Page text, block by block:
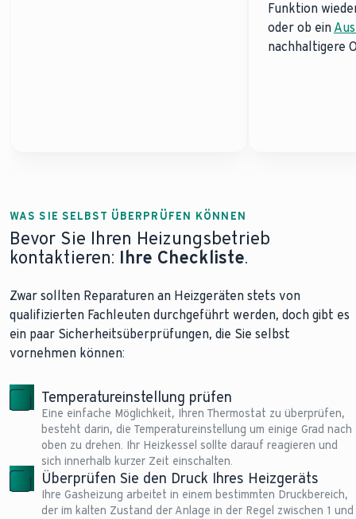
Funktion
oder ob ein
nachhaltigere
WAS SIE SELBST ÜBERPRÜFEN KÖNNEN
Bevor Sie Ihren Heizungsbetrieb
kontaktieren: Ihre Checkliste.
Zwar sollten Reparaturen an Heizgeräten stets von
qualifizierten Fachleuten durchgeführt werden, doch gibt es
ein paar Sicherheitsüberprüfungen, die Sie selbst
vornehmen können:
Temperatureinstellung prüfen
Eine einfache Möglichkeit, Ihren Thermostat zu überprüfen,
besteht darin, die Temperatureinstellung um einige Grad nach
oben zu drehen. Ihr Heizkessel sollte darauf reagieren und
sich innerhalb kurzer Zeit einschalten.
Überprüfen Sie den Druck Ihres Heizgeräts
Ihre Gasheizung arbeitet in einem bestimmten Druckbereich,
der im kalten Zustand der Anlage in der Regel zwischen 1 und